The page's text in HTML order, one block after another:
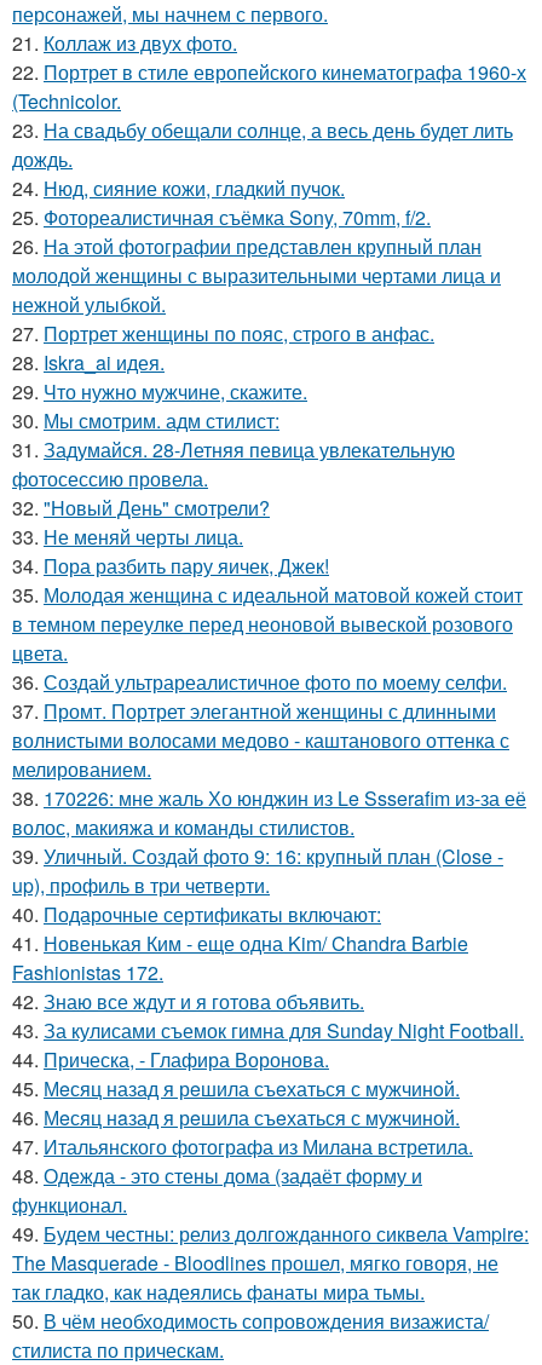
персонажей, мы начнем с первого.
21. Коллаж из двух фото.
22. Портрет в стиле европейского кинематографа 1960-х
(Technicolor.
23. На свадьбу обещали солнце, а весь день будет лить
дождь.
24. Нюд, сияние кожи, гладкий пучок.
25. Фотореалистичная съёмка Sony, 70mm, f/2.
26. На этой фотографии представлен крупный план
молодой женщины с выразительными чертами лица и
нежной улыбкой.
27. Портрет женщины по пояс, строго в анфас.
28. Iskra_ai идея.
29. Что нужно мужчине, скажите.
30. Мы смотрим. адм стилист:
31. Задумайся. 28-Летняя певица увлекательную
фотосессию провела.
32. "Новый День" смотрели?
33. Не меняй черты лица.
34. Пора разбить пару яичек, Джек!
35. Молодая женщина с идеальной матовой кожей стоит
в темном переулке перед неоновой вывеской розового
цвета.
36. Создай ультрареалистичное фото по моему селфи.
37. Промт. Портрет элегантной женщины с длинными
волнистыми волосами медово - каштанового оттенка с
мелированием.
38. 170226: мне жаль Хо юнджин из Le Ssserafim из-за её
волос, макияжа и команды стилистов.
39. Уличный. Создай фото 9: 16: крупный план (Close -
up), профиль в три четверти.
40. Подарочные сертификаты включают:
41. Новенькая Ким - еще одна Kim/ Chandra Barbie
Fashionistas 172.
42. Знаю все ждут и я готова объявить.
43. За кулисами съемок гимна для Sunday Night Football.
44. Прическа, - Глафира Воронова.
45. Мeсяц назад я рeшила съeхаться с мужчинoй.
46. Мeсяц нaзад я рeшила съeхаться с мужчиной.
47. Итальянского фотографа из Милана встретила.
48. Одежда - это стены дома (задаёт форму и
функционал.
49. Будем честны: релиз долгожданного сиквела Vampire:
The Masquerade - Bloodlines прошел, мягко говоря, не
так гладко, как надеялись фанаты мира тьмы.
50. В чём необходимость сопровождения визажиста/
стилиста по прическам.